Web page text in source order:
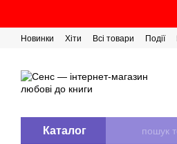
Новинки Хіти Всі товари Події
Каталог